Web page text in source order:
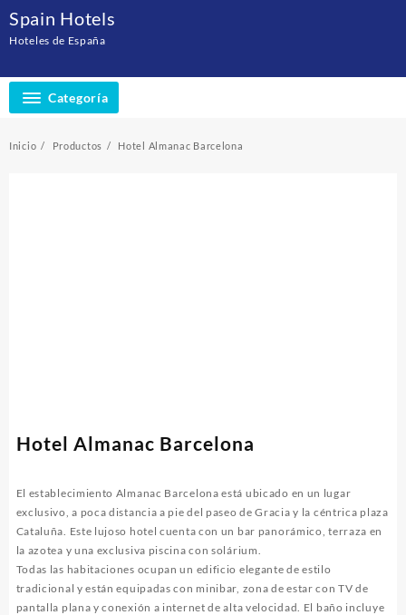
contenido
Spain Hotels
Hoteles de España
Categoría
Inicio Productos Hotel Almanac Barcelona
Hotel Almanac Barcelona
El establecimiento Almanac Barcelona está ubicado en un lugar
exclusivo, a poca distancia a pie del paseo de Gracia y la céntrica plaza
Cataluña. Este lujoso hotel cuenta con un bar panorámico, terraza en
la azotea y una exclusiva piscina con solárium.
Todas las habitaciones ocupan un edificio elegante de estilo
tradicional y están equipadas con minibar, zona de estar con TV de
pantalla plana y conexión a internet de alta velocidad. El baño incluye